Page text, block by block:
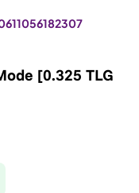
[0.325 TLG